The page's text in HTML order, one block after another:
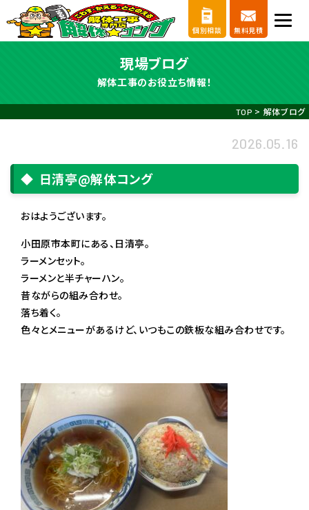
個別相談 無料見積
現場ブログ
解体工事のお役立ち情報！
TOP > 解体ブログ
2026.05.16
日清亭@解体コング
おはようございます。
小田原市本町にある、日清亭。
ラーメンセット。
ラーメンと半チャーハン。
昔ながらの組み合わせ。
落ち着く。
色々とメニューがあるけど、いつもこの鉄板な組み合わせです。